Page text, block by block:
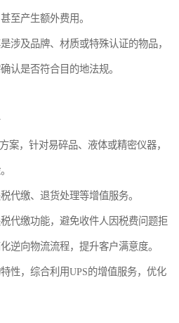
至产生额外费用。
涉及品牌、材质或特殊认证的物品，
认是否符合目的地法规。
案，针对易碎品、液体或精密仪器，
代缴、退货处理等增值服务。
代缴功能，避免收件人因税费问题拒
逆向物流流程，提升客户满意度。
性，综合利用UPS的增值服务，优化